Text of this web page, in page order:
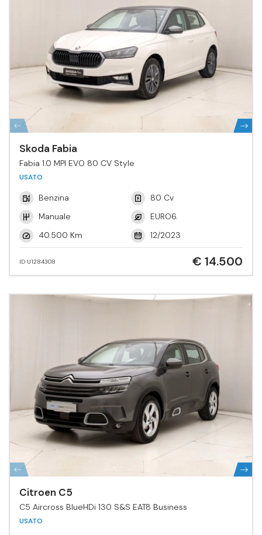
Skoda Fabia
Fabia 1.0 MPI EVO 80 CV Style
USATO
Benzina
80 Cv
Manuale
EURO6.
40.500 Km
12/2023
ID U1284308 € 14.500
Citroen C5
C5 Aircross BlueHDi 130 S&S EAT8 Business
USATO